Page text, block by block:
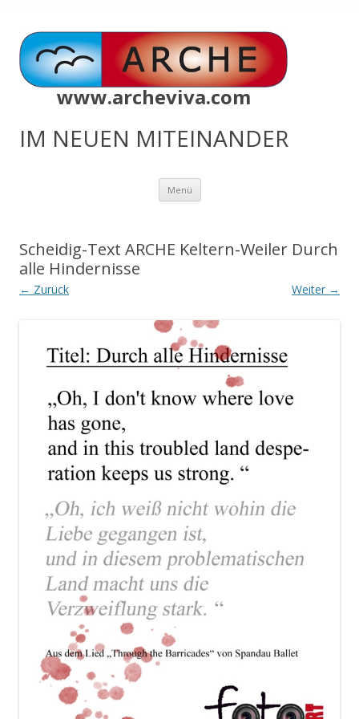
www.archeviva.com
IM NEUEN MITEINANDER
Menü Zum
springen
Scheidig-Text ARCHE Keltern-Weiler Durch
alle Hindernisse
← Zurück Weiter →